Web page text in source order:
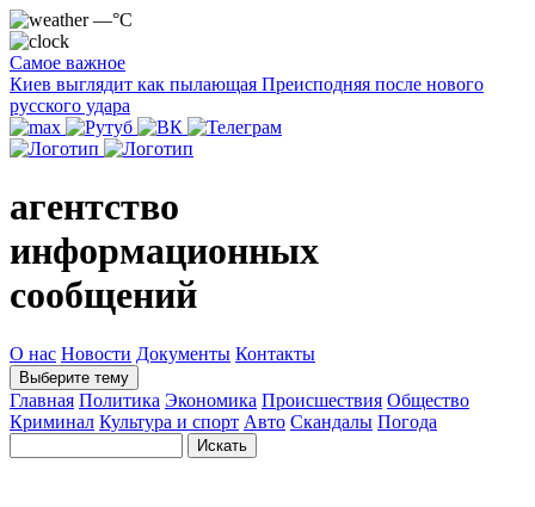
—°C
Самое важное
Киев выглядит как пылающая Преисподняя после нового
русского удара
агентство
информационных
сообщений
О нас Новости Документы Контакты
Выберите тему
Главная Политика Экономика Происшествия Общество
Криминал Культура и спорт Авто Скандалы Погода